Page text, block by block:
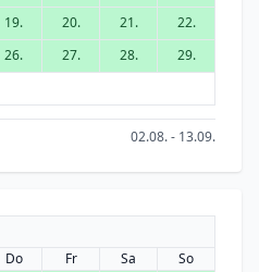
19. 20. 21.
22.
26. 27. 28.
29.
02.08. - 13.09.
Do Fr Sa
So